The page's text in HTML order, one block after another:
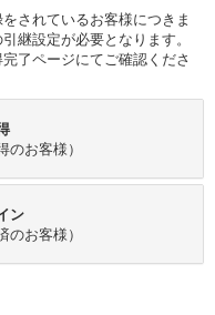
されているお客様につきま
継設定が必要となります。
了ページにてご確認くださ
のお客様）
ン
のお客様）